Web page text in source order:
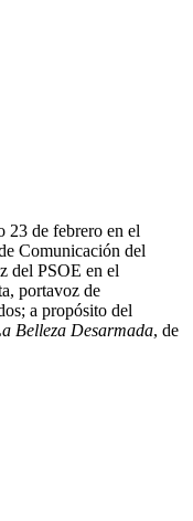
23 de febrero en el
Comunicación del
del PSOE en el
portavoz de
a propósito del
Belleza Desarmada, de